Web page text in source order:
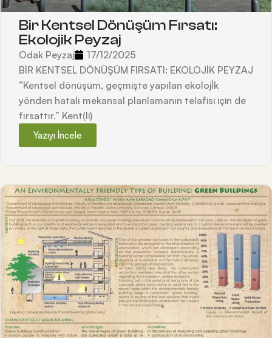
Bir Kentsel Dönüşüm Fırsatı:
Ekolojik Peyzaj
Odak Peyzaj
17/12/2025
BİR KENTSEL DÖNÜŞÜM FIRSATI: EKOLOJİK PEYZAJ
”Kentsel dönüşüm, geçmişte yapılan ekolojİk
yönden hatalı mekansal planlamanın telafisi için de
fırsattır.” Kent(li)
Yazıyı İncele